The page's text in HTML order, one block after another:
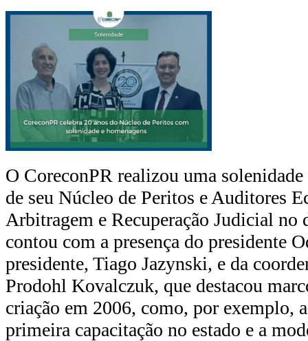
O CoreconPR realizou uma
de seu Núcleo de Peritos e Auditores
Arbitragem e Recuperação Judicial no
contou com a presença do presidente
presidente, Tiago Jazynski, e da
Prodohl Kovalczuk, que destacou
criação em 2006, como, por exemplo,
primeira capacitação no estado e a